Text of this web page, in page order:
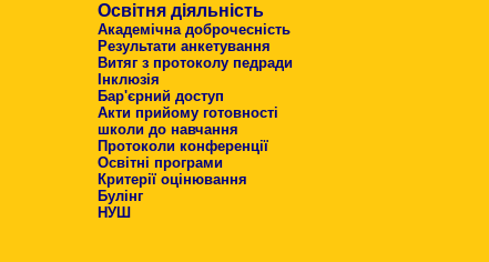
Освітня діяльність
Академічна доброчесність
Результати анкетування
Витяг з протоколу педради
Інклюзія
Бар'єрний доступ
Акти прийому готовності
школи до навчання
Протоколи конференції
Освітні програми
Критерії оцінювання
Булінг
НУШ